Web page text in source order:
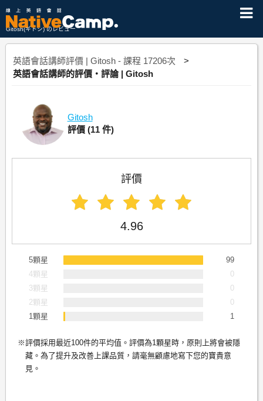
Gitosh(ギトシ) のレビュー
英語會話講師評價 | Gitosh - 課程 17206次
英語會話講師的評價・評論 | Gitosh
Gitosh
評價 (11 件)
評價
4.96
5顆星
99
4顆星
0
3顆星
0
2顆星
0
1顆星
1
評價採用最近100件的平均值。評價為1顆星時，原則上將會被隱
藏。為了提升及改善上課品質，請毫無顧慮地寫下您的寶貴意
見。